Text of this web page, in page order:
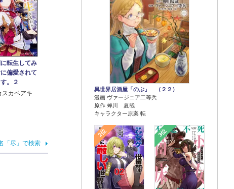
異世界居酒屋「のぶ」 （２２）
漫画 ヴァージニア二等兵
原作 蝉川 夏哉
キャラクター原案 転
2位 3位
転生してみ
偏愛されて
。２
スカベアキ
「尽」で検索